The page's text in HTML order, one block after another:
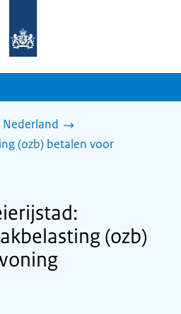
Nederland
(ozb) betalen voor
(ozb)